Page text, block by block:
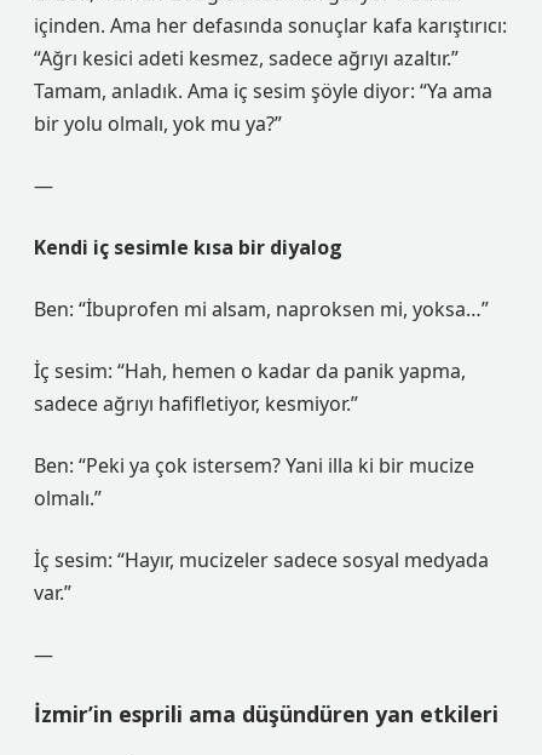
içinden. Ama her defasında sonuçlar kafa karıştırıcı:
“Ağrı kesici adeti kesmez, sadece ağrıyı azaltır.”
Tamam, anladık. Ama iç sesim şöyle diyor: “Ya ama
bir yolu olmalı, yok mu ya?”
—
Kendi iç sesimle kısa bir diyalog
Ben: “İbuprofen mi alsam, naproksen mi, yoksa…”
İç sesim: “Hah, hemen o kadar da panik yapma,
sadece ağrıyı hafifletiyor, kesmiyor.”
Ben: “Peki ya çok istersem? Yani illa ki bir mucize
olmalı.”
İç sesim: “Hayır, mucizeler sadece sosyal medyada
var.”
—
İzmir’in esprili ama düşündüren yan etkileri